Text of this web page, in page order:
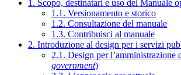
1. Scopo, destinatari e uso del Manuale
1.1. Versionamento e storico
1.2. Consultazione del manuale
1.3. Contribuisci al manuale
2. Introduzione al design per i servizi
2.1. Design per l’amministrazione
government)